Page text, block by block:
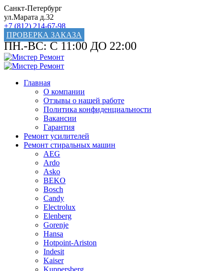
Санкт-Петербург
ул.Марата д.32
+7 (812) 214-67-98
ПРОВЕРКА ЗАКАЗА
ПН.-ВС: С 11:00 ДО 22:00
Главная
О компании
Отзывы о нашей работе
Политика конфиденциальности
Вакансии
Гарантия
Ремонт усилителей
Ремонт стиральных машин
AEG
Ardo
Asko
BEKO
Bosch
Candy
Electrolux
Elenberg
Gorenje
Hansa
Hotpoint-Ariston
Indesit
Kaiser
Kuppersberg